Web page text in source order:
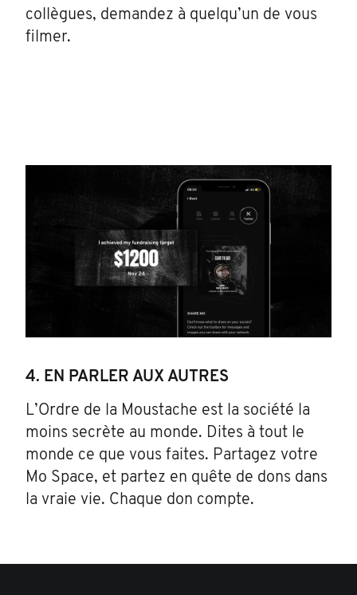
collègues, demandez à quelqu’un de vous
filmer.
4. EN PARLER AUX AUTRES
L’Ordre de la Moustache est la société la
moins secrète au monde. Dites à tout le
monde ce que vous faites. Partagez votre
Mo Space, et partez en quête de dons dans
la vraie vie. Chaque don compte.